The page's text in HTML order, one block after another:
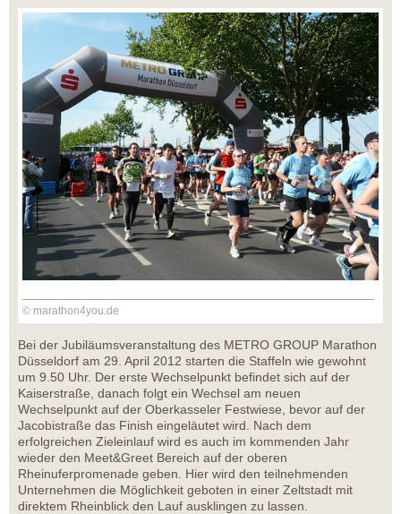
© marathon4you.de
Bei der Jubiläumsveranstaltung des METRO GROUP Marathon
Düsseldorf am 29. April 2012 starten die Staffeln wie gewohnt
um 9.50 Uhr. Der erste Wechselpunkt befindet sich auf der
Kaiserstraße, danach folgt ein Wechsel am neuen
Wechselpunkt auf der Oberkasseler Festwiese, bevor auf der
Jacobistraße das Finish eingeläutet wird. Nach dem
erfolgreichen Zieleinlauf wird es auch im kommenden Jahr
wieder den Meet&Greet Bereich auf der oberen
Rheinuferpromenade geben. Hier wird den teilnehmenden
Unternehmen die Möglichkeit geboten in einer Zeltstadt mit
direktem Rheinblick den Lauf ausklingen zu lassen.